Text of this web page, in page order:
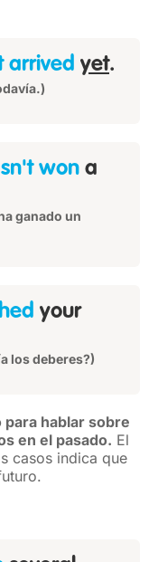
arrived yet.
won a
ganado un
your
los deberes?)
hablar sobre
en el pasado. El
casos indica que